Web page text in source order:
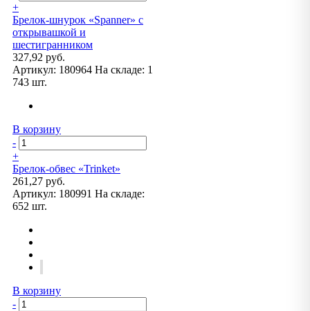
+
Брелок-шнурок «Spanner» с
открывашкой и
шестигранником
327,92 руб.
Артикул: 180964 На складе: 1
743 шт.
В корзину
-
+
Брелок-обвес «Trinket»
261,27 руб.
Артикул: 180991 На складе:
652 шт.
В корзину
-